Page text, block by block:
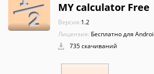
MY calculator Free
Версия:1.2
Лицензия: Бесплатно для
735 скачиваний